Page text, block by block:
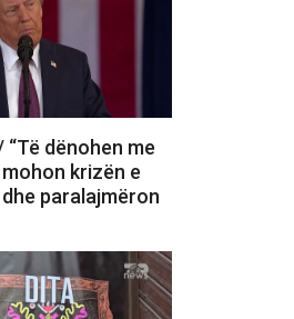
“Të dënohen me
mohon krizën e
paralajmëron